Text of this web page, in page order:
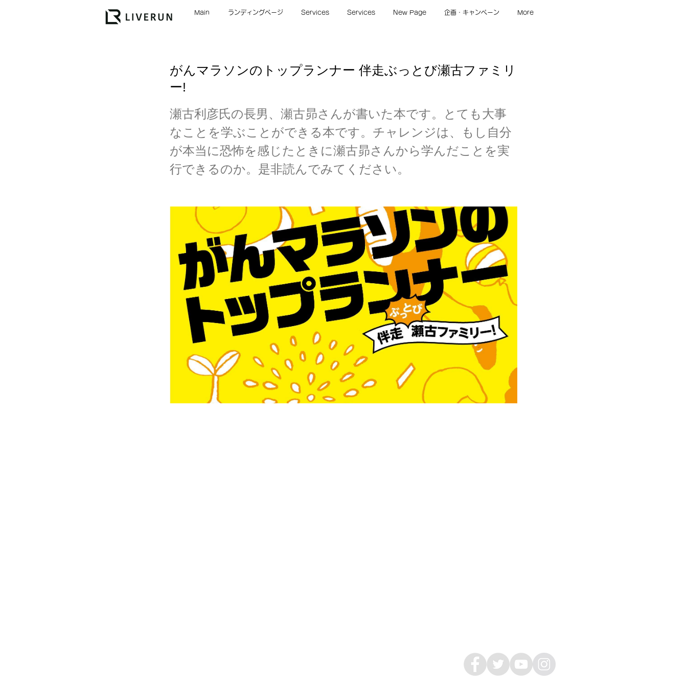
Main ランディングページ Services Services New Page 企画・キャンペーン More
がんマラソンのトップランナー 伴走ぶっとび瀬古ファミリ
ー!
瀬古利彦氏の長男、瀬古昴さんが書いた本です。とても大事
なことを学ぶことができる本です。チャレンジは、もし自分
が本当に恐怖を感じたときに瀬古昴さんから学んだことを実
行できるのか。是非読んでみてください。